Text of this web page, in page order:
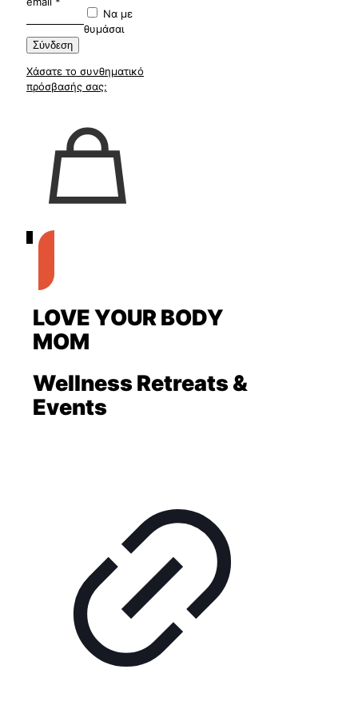
Να με
θυμάσαι
Σύνδεση
Χάσατε το συνθηματικό
πρόσβασής σας;
LOVE YOUR BODY
MOM
Wellness Retreats &
Events